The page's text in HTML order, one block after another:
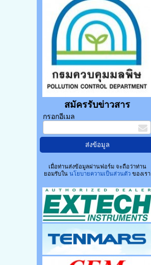
สมัครรับข่าวสาร
กรอกอีเมล
เมื่อท่านส่งข้อมูลผ่านฟอร์ม จะถือว่าท่าน
ยอมรับใน นโยบายความเป็นส่วนตัวของเรา